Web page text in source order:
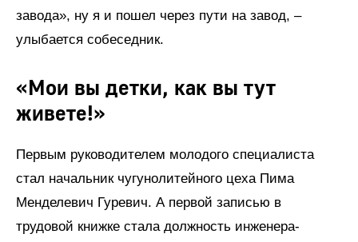
завода», ну я и пошел через пути на завод, –
улыбается собеседник.
«Мои вы детки, как вы тут
живете!»
Первым руководителем молодого специалиста
стал начальник чугунолитейного цеха Пима
Менделевич Гуревич. А первой записью в
трудовой книжке стала должность инженера-